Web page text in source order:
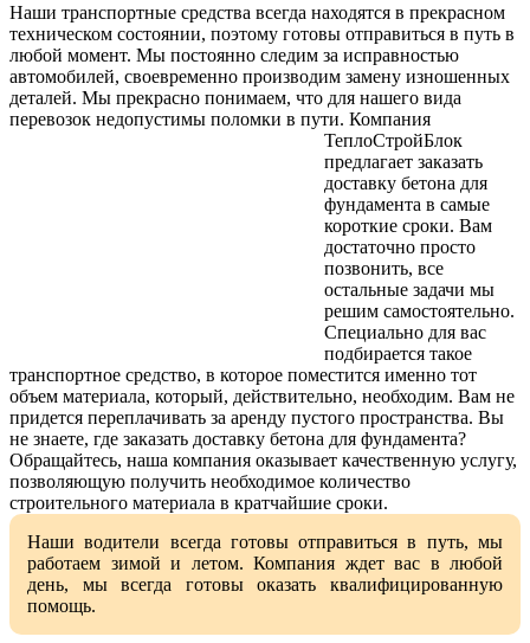
Наши транспортные средства всегда находятся в прекрасном
техническом состоянии, поэтому готовы отправиться в путь в
любой момент. Мы постоянно следим за исправностью
автомобилей, своевременно производим замену изношенных
деталей. Мы прекрасно понимаем, что для нашего вида
перевозок недопустимы поломки в пути. Компания
ТеплоСтройБлок
предлагает заказать
доставку бетона для
фундамента в самые
короткие сроки. Вам
достаточно просто
позвонить, все
остальные задачи мы
решим самостоятельно.
Специально для вас
подбирается такое
транспортное средство, в которое поместится именно тот
объем материала, который, действительно, необходим. Вам не
придется переплачивать за аренду пустого пространства. Вы
не знаете, где заказать доставку бетона для фундамента?
Обращайтесь, наша компания оказывает качественную услугу,
позволяющую получить необходимое количество
строительного материала в кратчайшие сроки.
Наши водители всегда готовы отправиться в путь, мы
работаем зимой и летом. Компания ждет вас в любой
день, мы всегда готовы оказать квалифицированную
помощь.